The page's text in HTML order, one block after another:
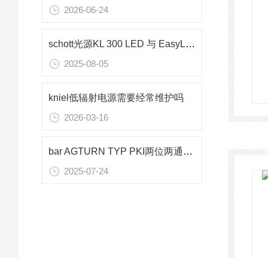
2026-06-24
schott光源KL 300 LED 与 EasyLED Spotlight Plus 有何不同
2025-08-05
kniel低辐射电源需要经常维护吗
2026-03-16
bar AGTURN TYP PKI两位两通自动阀
2025-07-24